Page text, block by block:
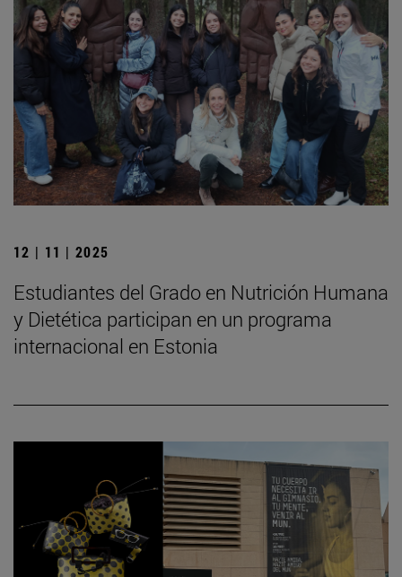
12 | 11 | 2025
Estudiantes del Grado en Nutrición Humana
y Dietética participan en un programa
internacional en Estonia